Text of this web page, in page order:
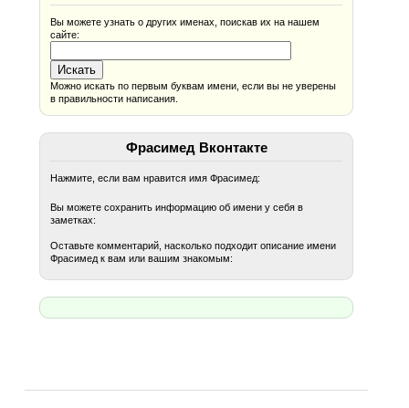
Вы можете узнать о других именах, поискав их на нашем
сайте:
Можно искать по первым буквам имени, если вы не уверены
в правильности написания.
Фрасимед Вконтакте
Нажмите, если вам нравится имя Фрасимед:
Вы можете сохранить информацию об имени у себя в
заметках:
Оставьте комментарий, насколько подходит описание имени
Фрасимед к вам или вашим знакомым: